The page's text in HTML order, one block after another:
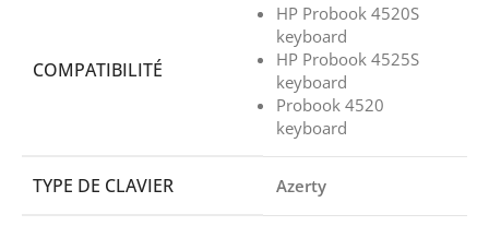
COMPATIBILITÉ
HP Probook 4520S
keyboard
HP Probook 4525S
keyboard
Probook 4520
keyboard
TYPE DE CLAVIER Azerty